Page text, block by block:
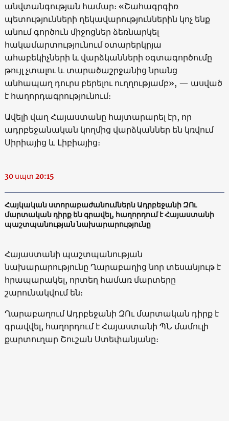
անվտանգության համար։ «Շահագրգիռ
պետությունների ղեկավարություններին կոչ ենք
անում գործուն միջոցներ ձեռնարկել
հակամարտությունում օտարերկրյա
ահաբեկիչների և վարձկանների օգտագործումը
թույլ չտալու և տարածաշրջանից նրանց
անհապաղ դուրս բերելու ուղղությամբ», — ասված
է հաղորդագրությունում։
Ավելի վաղ Հայաստանը հայտարարել էր, որ
ադրբեջանական կողմից վարձկաններ են կռվում
Սիրիայից և Լիբիայից։
30 սպտ 20:15
Հայկական ստորաբաժանումներն Ադրբեջանի ԶՈւ
մարտական դիրք են գրավել, հաղորդում է Հայաստանի
պաշտպանության նախարարությունը
Հայաստանի պաշտպանության
նախարարությունը Ղարաբաղից նոր տեսանյութ է
հրապարակել, որտեղ համառ մարտերը
շարունակվում են։
Ղարաբաղում Ադրբեջանի ԶՈւ մարտական դիրք է
գրավվել, հաղորդում է Հայաստանի ՊՆ մամուլի
քարտուղար Շուշան Ստեփանյանը։